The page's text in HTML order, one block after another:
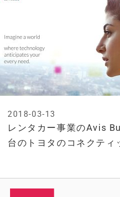
レンタカー事業のAvis
台のトヨタのコネクティ
2018-03-13